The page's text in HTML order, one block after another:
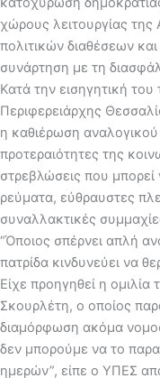
χώρους λειτουργίας
πολιτικών διαθέσεων
συνάρτηση με τη
Κατά την εισηγητική
Περιφερειάρχης
η καθιέρωση αναλογικού
προτεραιότητες της
στρεβλώσεις που μπορεί
ρεύματα, εύθραυστες
συναλλακτικές
“Όποιος σπέρνει απλή
πατρίδα κινδυνεύει να
Είχε προηγηθεί η
Σκουρλέτη, ο οποίος
διαμόρφωση ακόμα
δεν μπορούμε να το
ημερών”, είπε ο ΥΠΕΣ